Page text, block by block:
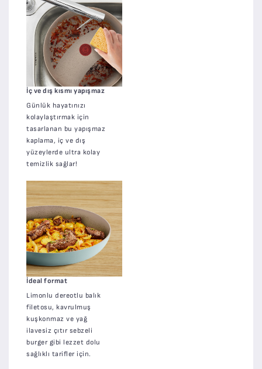
İç ve dış kısmı yapışmaz
Günlük hayatınızı
kolaylaştırmak için
tasarlanan bu yapışmaz
kaplama, iç ve dış
yüzeylerde ultra kolay
temizlik sağlar!
İdeal format
Limonlu dereotlu balık
filetosu, kavrulmuş
kuşkonmaz ve yağ
ilavesiz çıtır sebzeli
burger gibi lezzet dolu
sağlıklı tarifler için.